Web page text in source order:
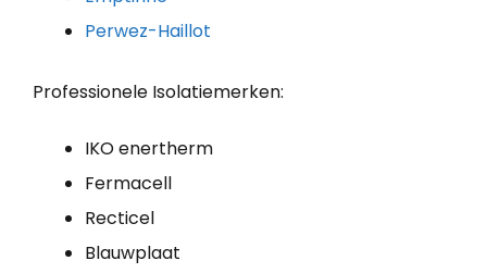
Perwez-Haillot
Professionele Isolatiemerken:
IKO enertherm
Fermacell
Recticel
Blauwplaat